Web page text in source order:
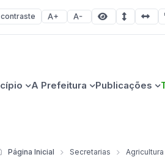
Aumentar fonte
Diminuir fonte
Área
A Prefeitura Publicações
Página Inicial Secretarias